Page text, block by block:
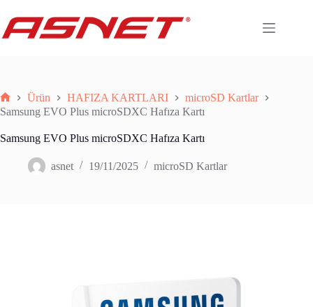
content
Anasayfa
Ürün HAFIZA KARTLARI
microSD Kartlar
Samsung EVO Plus microSDXC Hafıza Kartı
Samsung EVO Plus microSDXC Hafıza Kartı
asnet 19/11/2025 microSD Kartlar